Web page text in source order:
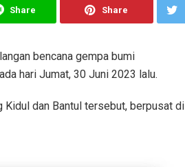
Share Share
bencana gempa bumi
hari Jumat, 30 Juni 2023 lalu.
Kidul dan Bantul tersebut, berpusat di